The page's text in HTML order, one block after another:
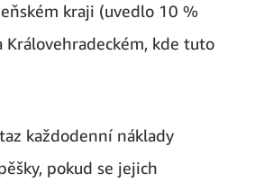
kraji (uvedlo 10 %
Královehradeckém, kde tuto
každodenní náklady
pokud se jejich